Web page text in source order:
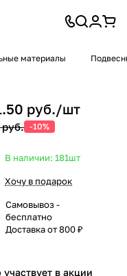
материалы
руб./шт
руб. -10%
В наличии: 181шт
Хочу в подарок
Самовывоз -
бесплатно
Доставка от 800 ₽
участвует в акции